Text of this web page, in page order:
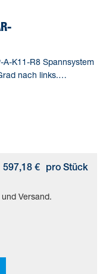
K11-R8 Spannsystem
nach links.
597,18 € pro Stück
Versand.